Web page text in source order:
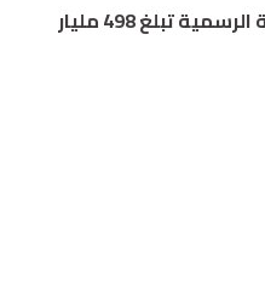
بنك المغرب: الأصول الاحتياطية الرسمية تبلغ 498 مليار